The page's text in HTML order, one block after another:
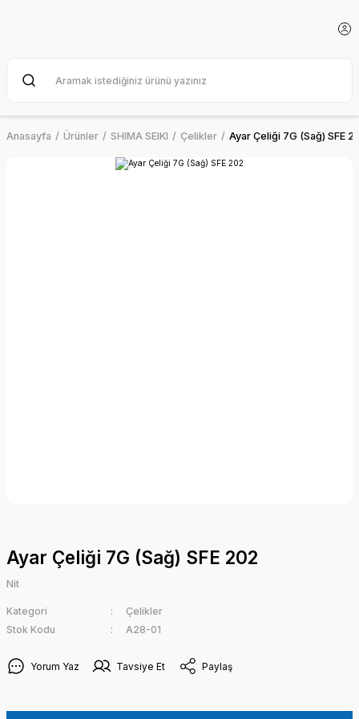
Anasayfa Ürünler SHIMA SEIKI Çelikler Ayar Çeliği 7G (Sağ) SFE
Ayar Çeliği 7G (Sağ) SFE 202
Nit
Kategori
Çelikler
Stok Kodu
A28-01
Yorum Yaz Tavsiye Et Paylaş